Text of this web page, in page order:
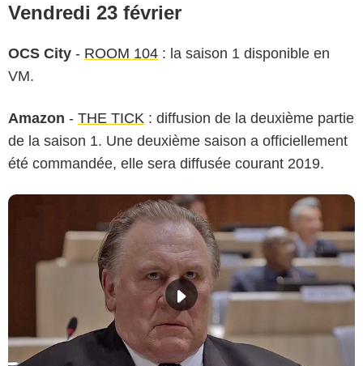
Vendredi 23 février
OCS City - ROOM 104 : la saison 1 disponible en
VM.
Amazon - THE TICK : diffusion de la deuxième partie
de la saison 1. Une deuxième saison a officiellement
été commandée, elle sera diffusée courant 2019.